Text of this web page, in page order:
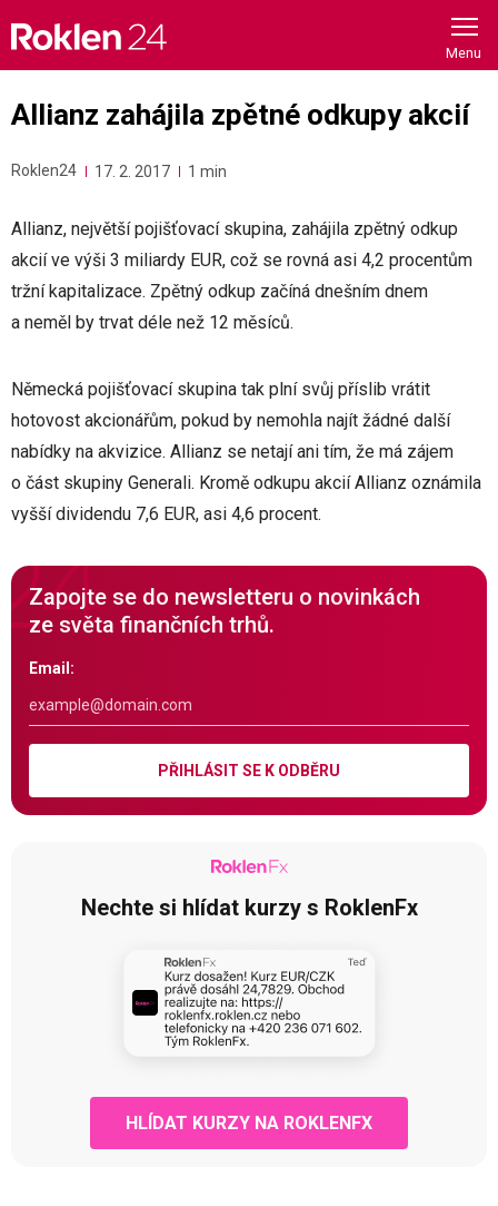
content
Allianz zahájila zpětné odkupy akcií
Roklen24 17. 2. 2017 1 min
Allianz, největší pojišťovací skupina, zahájila zpětný odkup
akcií ve výši 3 miliardy EUR, což se rovná asi 4,2 procentům
tržní kapitalizace. Zpětný odkup začíná dnešním dnem
a neměl by trvat déle než 12 měsíců.
Německá pojišťovací skupina tak plní svůj příslib vrátit
hotovost akcionářům, pokud by nemohla najít žádné další
nabídky na akvizice. Allianz se netají ani tím, že má zájem
o část skupiny Generali. Kromě odkupu akcií Allianz oznámila
vyšší dividendu 7,6 EUR, asi 4,6 procent.
Zapojte se do newsletteru o novinkách
ze světa finančních trhů.
Email:
PŘIHLÁSIT SE K ODBĚRU
Nechte si hlídat kurzy s RoklenFx
HLÍDAT KURZY NA ROKLENFX